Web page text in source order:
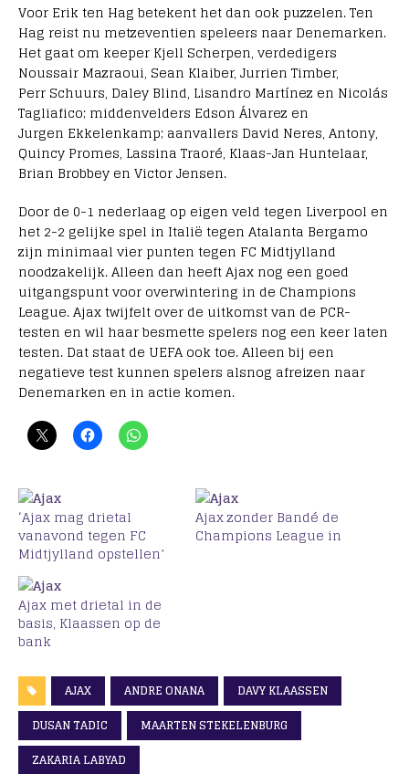
Voor Erik ten Hag betekent het dan ook puzzelen. Ten
Hag reist nu metzeventien speleers naar Denemarken.
Het gaat om keeper Kjell Scherpen, verdedigers
Noussair Mazraoui, Sean Klaiber, Jurrien Timber,
Perr Schuurs, Daley Blind, Lisandro Martínez en Nicolás
Tagliafico; middenvelders Edson Álvarez en
Jurgen Ekkelenkamp; aanvallers David Neres, Antony,
Quincy Promes, Lassina Traoré, Klaas-Jan Huntelaar,
Brian Brobbey en Victor Jensen.
Door de 0-1 nederlaag op eigen veld tegen Liverpool en
het 2-2 gelijke spel in Italië tegen Atalanta Bergamo
zijn minimaal vier punten tegen FC Midtjylland
noodzakelijk. Alleen dan heeft Ajax nog een goed
uitgangspunt voor overwintering in de Champions
League. Ajax twijfelt over de uitkomst van de PCR-
testen en wil haar besmette spelers nog een keer laten
testen. Dat staat de UEFA ook toe. Alleen bij een
negatieve test kunnen spelers alsnog afreizen naar
Denemarken en in actie komen.
‘Ajax mag drietal
vanavond tegen FC
Midtjylland opstellen’
Ajax zonder Bandé de
Champions League in
Ajax met drietal in de
basis, Klaassen op de
bank
AJAX ANDRE ONANA
DAVY KLAASSEN
DUSAN TADIC
MAARTEN STEKELENBURG
ZAKARIA LABYAD